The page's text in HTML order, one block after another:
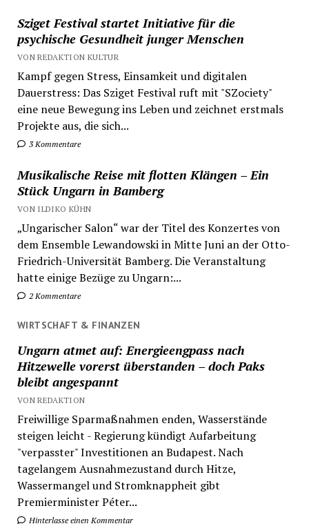
Sziget Festival startet Initiative für die
psychische Gesundheit junger Menschen
VON REDAKTION KULTUR
Kampf gegen Stress, Einsamkeit und digitalen
Dauerstress: Das Sziget Festival ruft mit "SZociety"
eine neue Bewegung ins Leben und zeichnet erstmals
Projekte aus, die sich...
3 Kommentare
Musikalische Reise mit flotten Klängen – Ein
Stück Ungarn in Bamberg
VON ILDIKO KÜHN
„Ungarischer Salon“ war der Titel des Konzertes von
dem Ensemble Lewandowski in Mitte Juni an der Otto-
Friedrich-Universität Bamberg. Die Veranstaltung
hatte einige Bezüge zu Ungarn:...
2 Kommentare
WIRTSCHAFT & FINANZEN
Ungarn atmet auf: Energieengpass nach
Hitzewelle vorerst überstanden – doch Paks
bleibt angespannt
VON REDAKTION
Freiwillige Sparmaßnahmen enden, Wasserstände
steigen leicht - Regierung kündigt Aufarbeitung
"verpasster" Investitionen an Budapest. Nach
tagelangem Ausnahmezustand durch Hitze,
Wassermangel und Stromknappheit gibt
Premierminister Péter...
Hinterlasse einen Kommentar